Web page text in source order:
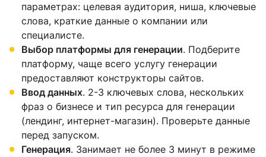
параметрах: целевая аудитория, ниша, ключевые
слова, краткие данные о компании или
специалисте.
Выбор платформы для генерации. Подберите
платформу, чаще всего услугу генерации
предоставляют конструкторы сайтов.
Ввод данных. 2-3 ключевых слова, нескольких
фраз о бизнесе и тип ресурса для генерации
(лендинг, интернет-магазин). Проверьте данные
перед запуском.
Генерация. Занимает не более 3 минут в режиме